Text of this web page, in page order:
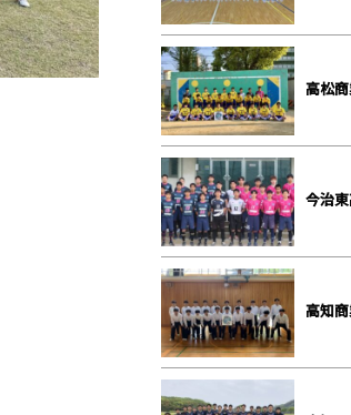
高松
今治
高知